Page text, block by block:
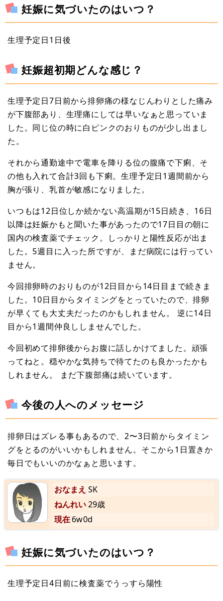
妊娠に気づいたのはいつ？
生理予定日1日後
妊娠超初期どんな感じ？
生理予定日7日前から排卵痛の様なじんわりとした痛み
が下腹部あり、生理痛にしては早いなぁと思っていま
した。同じ位の時に白ピンクのおりものが少し出まし
た。
それから通勤途中で電車を降りる位の腹痛で下痢、そ
の他も入れて合計3回も下痢。生理予定日1週間前から
胸が張り、乳首が敏感になりました。
いつもは12日位しか続かない高温期が15日続き、16日
以降は妊娠かもと聞いた事があったので17日目の朝に
国内の検査薬でチェック。しっかりと陽性反応が出ま
した。5週目に入った所ですが、まだ病院には行ってい
ません。
今回排卵時のおりものが12日目から14日目まで続きま
した。10日目からタイミングをとっていたので、排卵
が早くても大丈夫だったのかもしれません。 逆に14日
目から1週間仲良ししませんでした。
今回初めて排卵後からお腹に話しかけてました。頑張
ってねと。穏やかな気持ちで待てたのも良かったかも
しれません。 まだ下腹部痛は続いています。
今後の人へのメッセージ
排卵日はズレる事もあるので、2〜3日前からタイミン
グをとるのがいいかもしれません。そこから1日置きか
毎日でもいいのかなぁと思います。
おなまえ SK
ねんれい29歳
現在6w0d
妊娠に気づいたのはいつ？
生理予定日4日前に検査薬でうっすら陽性